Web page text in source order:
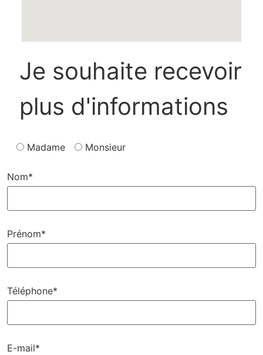
Je souhaite recevoir
plus d'informations
Madame Monsieur
Nom*
Prénom*
Téléphone*
E-mail*